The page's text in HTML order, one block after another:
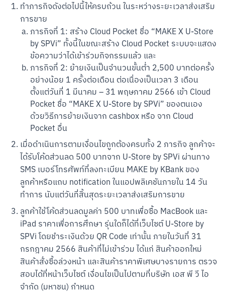
สแกนเพื่อดาวน์โหลด
ทำภารกิจดังต่อไปนี้ให้ครบถ้วน ในระหว่างระยะเวลาส่งเสริม
การขาย
ภารกิจที่ 1: สร้าง Cloud Pocket ชื่อ “MAKE X U-Store
by SPVi” ทั้งนี้ในขณะสร้าง Cloud Pocket ระบบจะแสดง
ข้อความว่าได้เข้าร่วมกิจกรรมแล้ว และ
ภารกิจที่ 2: ย้ายเงินเป็นจำนวนขั้นต่ำ 2,500 บาทต่อครั้ง
อย่างน้อย 1 ครั้งต่อเดือน ต่อเนื่องเป็นเวลา 3 เดือน
ตั้งแต่วันที่ 1 มีนาคม – 31 พฤษภาคม 2566 เข้า Cloud
Pocket ชื่อ “MAKE X U-Store by SPVi” ของตนเอง
ด้วยวิธีการย้ายเงินจาก cashbox หรือ จาก Cloud
Pocket อื่น
เมื่อดำเนินการตามเงื่อนไขถูกต้องครบทั้ง 2 ภารกิจ ลูกค้าจะ
ได้รับโค้ดส่วนลด 500 บาทจาก U-Store by SPVi ผ่านทาง
SMS เบอร์โทรศัพท์ที่ลงทะเบียน MAKE by KBank ของ
ลูกค้าหรือแถบ notification ในแอปพลิเคชันภายใน 14 วัน
ทำการ นับแต่วันที่สิ้นสุดระยะเวลาส่งเสริมการขาย
ลูกค้าใช้โค้ดส่วนลดมูลค่า 500 บาทเพื่อซื้อ MacBook และ
iPad ราคาเพื่อการศึกษา รุ่นใดก็ได้ที่เว็บไซต์ U-Store by
SPVi โดยชำระเงินด้วย QR Code เท่านั้น ภายในวันที่ 31
กรกฎาคม 2566 สินค้าที่ไม่เข้าร่วม ได้แก่ สินค้าออกใหม่
สินค้าสั่งซื้อล่วงหน้า และสินค้าราคาพิเศษบางรายการ ตรวจ
สอบได้ที่หน้าเว็บไซต์ เงื่อนไขเป็นไปตามที่บริษัท เอส พี วี ไอ
จำกัด (มหาชน) กำหนด